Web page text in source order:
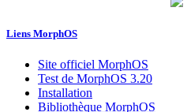
Liens MorphOS
Site officiel MorphOS
Test de MorphOS 3.20
Installation
Bibliothèque MorphOS